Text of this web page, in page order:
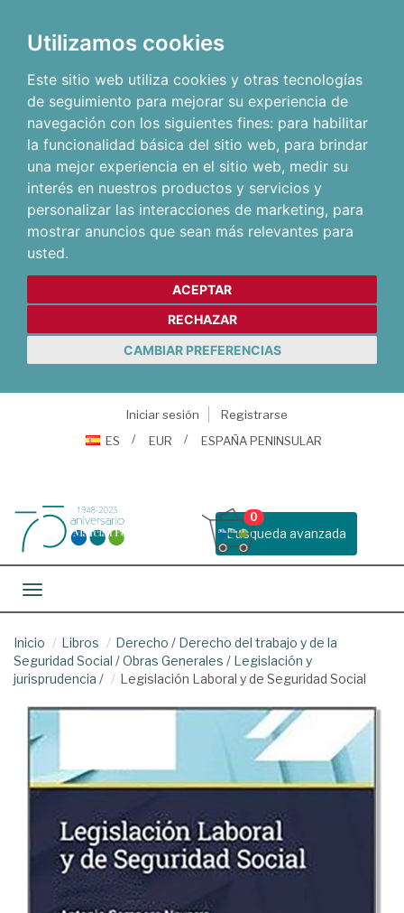
Utilizamos cookies
Este sitio web utiliza cookies y otras tecnologías
de seguimiento para mejorar su experiencia de
navegación con los siguientes fines: para habilitar
la funcionalidad básica del sitio web, para brindar
una mejor experiencia en el sitio web, medir su
interés en nuestros productos y servicios y
personalizar las interacciones de marketing, para
mostrar anuncios que sean más relevantes para
usted.
ACEPTAR
RECHAZAR
CAMBIAR PREFERENCIAS
Iniciar sesión
Registrarse
ES
EUR ESPAÑA PENINSULAR
Busqueda avanzada
0
Toggle navigation
Inicio Libros Derecho / Derecho del trabajo y de la
Seguridad Social /Obras Generales / Legislación y
jurisprudencia / Legislación Laboral y de Seguridad Social